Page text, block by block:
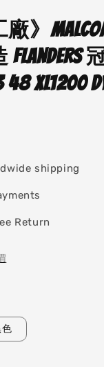
廠》
XL1200
shipping
Return